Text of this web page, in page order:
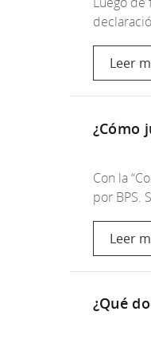
Leer
¿Cómo
Con la
por BPS.
Leer
¿Qué